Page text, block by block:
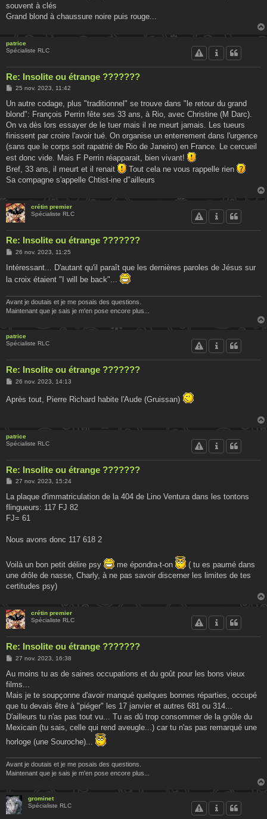
souvent à clés
Grand blond à chaussure noire puis rouge...
patrice
Spécialiste RLC
Re: Insolite ou étrange ???????
M
s
a
g
25 nov. 2023, 11:42
Un autre codage, plus "traditionnel" se trouve dans "le retour du grand
blond": François Perrin fête ses 33 ans, à Rio, avec Christine (M Darc).
On va dès lors essayer de le tuer mais il ne meurt jamais. Les tueurs
finissent par croire l'avoir tué. On organise un enterrement dans l'urgence
(sans que le corps soit rapatrié de Rio de Janeiro) en France. Le cercueil
est donc vide. Mais F Perrin réapparait, bien vivant!
Bref, 33 ans, il meurt et il renait
Tout cela ne vous rappelle rien
Sa compagne s'appelle Chtist-ine d"ailleurs
crétin premier
Spécialiste RLC
Re: Insolite ou étrange ???????
M
s
a
26 nov. 2023, 11:25
Intéressant... D'autant qu'il paraît que les dernières paroles de Jésus sur
la croix étaient "I will be back"...
Avant je doutais et je me posais des questions.
Maintenant que je sais je m'en pose encore plus...
patrice
Spécialiste RLC
Re: Insolite ou étrange ???????
M
s
26 nov. 2023, 14:13
Après tout, Pierre Richard habite l'Aude (Gruissan)
patrice
Spécialiste RLC
Re: Insolite ou étrange ???????
M
s
a
g
27 nov. 2023, 15:24
La plaque d'immatriculation de la 404 de Lino Ventura dans les tontons
flingueurs: 117 FJ 82
FJ= 61
Nous avons donc 117 618 2
Voilà un bon petit délire psy me épondra-t-on
( tu es paumé dans
une drôle de nasse, Charly, à ne pas savoir discerner les limites de tes
certitudes psy)
crétin premier
Spécialiste RLC
Re: Insolite ou étrange ???????
M
s
a
g
27 nov. 2023, 16:38
Au moins tu as de saines occupations et du goût pour les bons vieux
films...
Mais je te soupçonne d'avoir manqué quelques bonnes réparties, occupé
que tu devais être à "piéger" les 17 janvier et autres 681 ou 314...
D'ailleurs tu n'as pas tout vu... Tu as dû trop consommer de la gnôle du
Mexicain (tu sais, celle qui rend aveugle...) car tu n'as pas remarqué une
horloge (une Souroche)...
Avant je doutais et je me posais des questions.
Maintenant que je sais je m'en pose encore plus...
grominet
Spécialiste RLC